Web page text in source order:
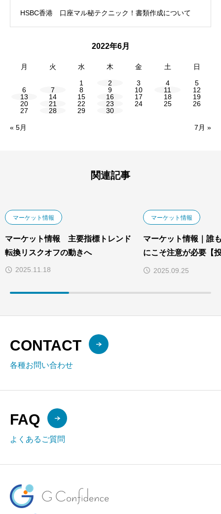
HSBC香港 口座マル秘テクニック！書類作成について
2022年6月
月 火 水 木 金 土 日
1 2 3 4
5
6
7 8 9 10 11
12
13
14 15 16 17 18
19
20
21 22 23 24 25
26
27
28 29 30
« 5月 7月 »
関連記事
マーケット情報
マーケット情報 主要指標トレンド
転換リスクオフの動きへ
2025.11.18
マーケット情報
マーケット情報｜誰
にこそ注意が必要【
NISAブーム】
2025.09.25
CONTACT
各種お問い合わせ
FAQ
よくあるご質問